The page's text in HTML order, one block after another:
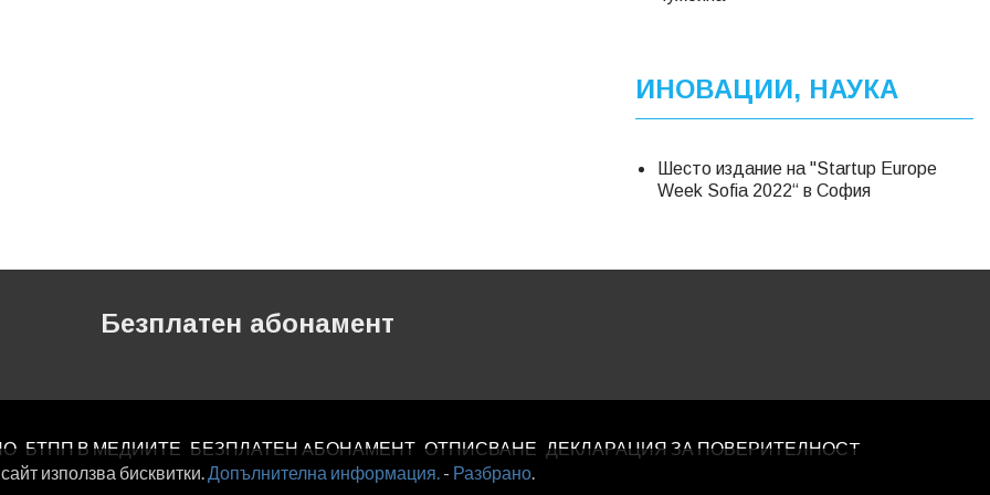
ИНОВАЦИИ, НАУКА
Шесто издание на "Startup Europe
Week Sofia 2022“ в София
Безплатен абонамент
БТПП В МЕДИИТЕ БЕЗПЛАТЕН AБОНАМЕНТ ОТПИСВАНЕ ДЕКЛАРАЦИЯ ЗА ПОВЕРИТЕЛНОСT
използва бисквитки.Допълнителна информация. - Разбрано.